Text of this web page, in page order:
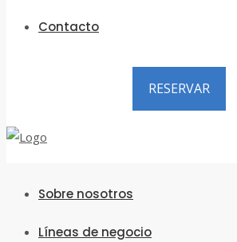
Contacto
RESERVAR
Sobre nosotros
Líneas de negocio